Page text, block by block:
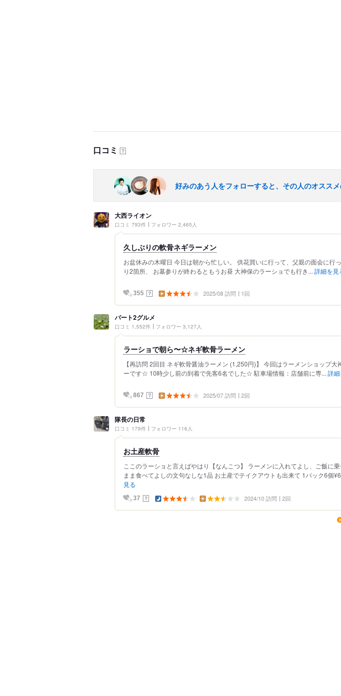
口コミ ？
好みのあう人をフォローすると、その人のオススメ
大西ライオン
口コミ 793件 フォロワー 2,465人
久しぶりの軟骨ネギラーメン
お盆休みの木曜日 今日は朝から忙しい。 供花買いに行って、父親の面会に行
り2箇所、 お墓参りが終わるともうお昼 大神保のラーショでも行き... 詳細を見
355 ？ 2025/08 訪問 1回
パート2グルメ
口コミ 1,552件 フォロワー 3,127人
ラーショで朝ら〜☆ネギ軟骨ラーメン
【再訪問 2回目 ネギ軟骨醤油ラーメン (1,250円)】 今回はラーメンショップ大
ーです☆ 10時少し前の到着で先客6名でした☆ 駐車場情報：店舗前に専... 詳
867 ？ 2025/07 訪問 2回
隊長の日常
口コミ 179件 フォロワー 116人
お土産軟骨
ここのラーショと言えばやはり【なんこつ】 ラーメンに入れてよし、ご飯に
まま食べてよしの文句なしな1品 お土産でテイクアウトも出来て 1パック6個
見る
37 ？ 2024/10 訪問 2回